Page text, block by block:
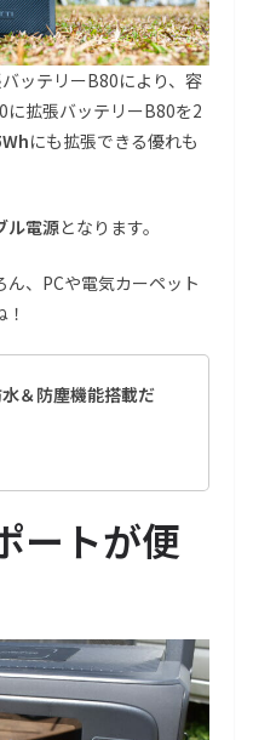
ッテリーB80により、容
に拡張バッテリーB80を2
にも拡張できる優れも
ル電源となります。
、PCや電気カーペット
＆防塵機能搭載だ
ートが便